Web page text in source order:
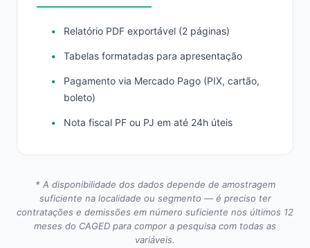
Relatório PDF exportável (2 páginas)
Tabelas formatadas para apresentação
Pagamento via Mercado Pago (PIX, cartão,
boleto)
Nota fiscal PF ou PJ em até 24h úteis
* A disponibilidade dos dados depende de amostragem
suficiente na localidade ou segmento — é preciso ter
contratações e demissões em número suficiente nos últimos 12
meses do CAGED para compor a pesquisa com todas as
variáveis.